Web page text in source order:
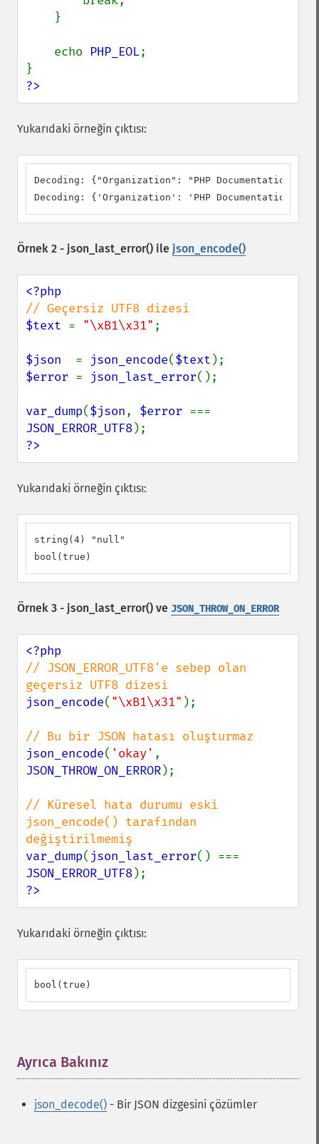
    echo
PHP_EOL;
?>
Yukarıdaki örneğin çıktısı:
Decoding: {"Organization": "PHP Documentation
Decoding: {'Organization': 'PHP Documentation
Örnek 2 - json_last_error() ile json_encode()
$text = "\xB1\x31" ;
$json = json_encode($text
$error = json_last_error();
var_dump($json, $error
JSON_ERROR_UTF8
?>
Yukarıdaki örneğin çıktısı:
string(4) "null"
bool(true)
Örnek 3 - json_last_error() ve JSON_THROW_ON_ERROR
// JSON_ERROR_UTF8'e sebep olan
json_encode( "\xB1\x31" );
json_encode( 'okay'
JSON_THROW_ON_ERROR);
// Küresel hata durumu eski
json_encode() tarafından
var_dump( json_last_error
JSON_ERROR_UTF8
?>
Yukarıdaki örneğin çıktısı:
bool(true)
Ayrıca Bakınız
json_decode() - Bir JSON dizgesini çözümler